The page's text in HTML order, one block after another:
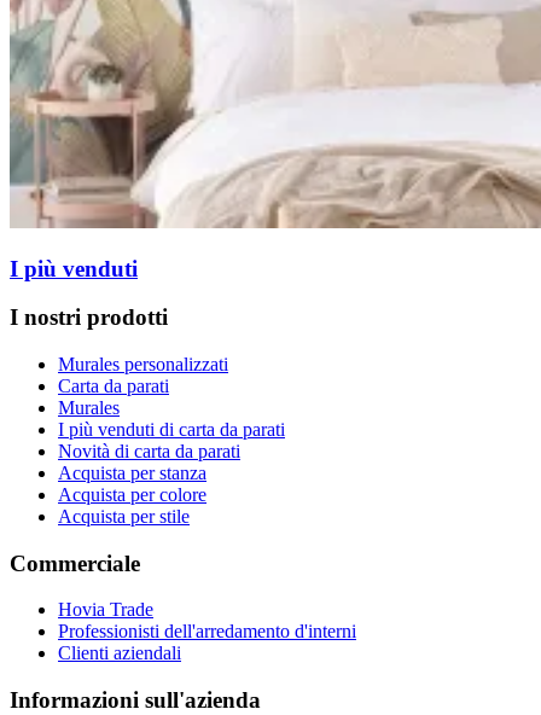
I più venduti
I nostri prodotti
Murales personalizzati
Carta da parati
Murales
I più venduti di carta da parati
Novità di carta da parati
Acquista per stanza
Acquista per colore
Acquista per stile
Commerciale
Hovia Trade
Professionisti dell'arredamento d'interni
Clienti aziendali
Informazioni sull'azienda